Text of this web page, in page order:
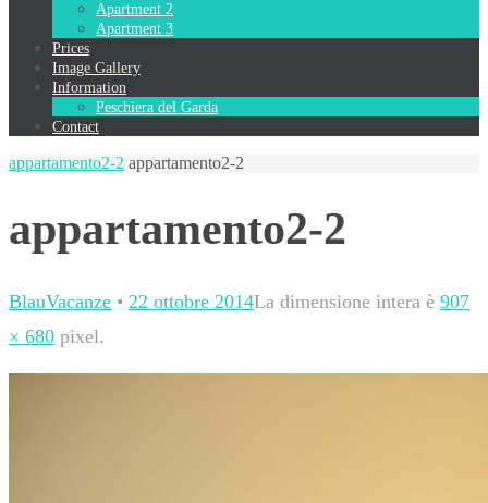
Apartment 2
Apartment 3
Prices
Image Gallery
Information
Peschiera del Garda
Contact
appartamento2-2 appartamento2-2
appartamento2-2
BlauVacanze • 22 ottobre 2014La dimensione intera è 907
× 680 pixel.